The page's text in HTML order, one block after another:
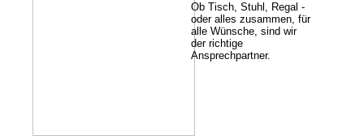
Ob Tisch, Stuhl, Regal -
oder alles zusammen, für
alle Wünsche, sind wir
der richtige
Ansprechpartner.